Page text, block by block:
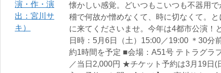
懐かしい感覚。どいつもこいつも不器用
稽で何故か憎めなくて、時に切なくて。
に来てくださいませ。今年は4都市公演！
日時：5月6日（土）15:00／19:00 ＊30分
約1時間を予定 ■会場：A51号 テトラグラ
／当日2,000円 ★チケット予約は3月19日(